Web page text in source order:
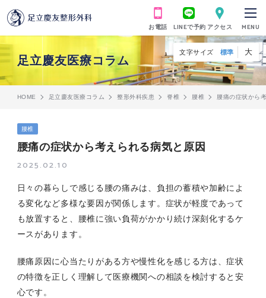
お電話 アクセス
LINEで予約 MENU
文字サイズ 標準 大
足立慶友医療コラム
HOME 足立慶友医療コラム 整形外科疾患 脊椎 腰椎 腰痛の症状から
腰椎
腰痛の症状から考えられる病気と原因
2025.02.10
日々の暮らしで感じる腰の痛みは、負担の蓄積や加齢によ
る変化など多様な要因が関係します。症状が軽度であって
も放置すると、腰椎に強い負荷がかかり続け深刻化するケ
ースがあります。
腰痛原因に心当たりがある方や慢性化を感じる方は、症状
の特徴を正しく理解して医療機関への相談を検討すると安
心です。